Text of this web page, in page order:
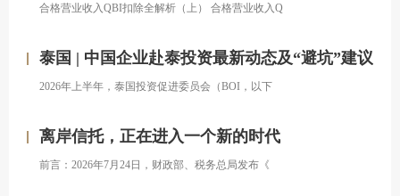
合格营业收入QBI扣除全解析（上） 合格营业收入Q
泰国 | 中国企业赴泰投资最新动态及“避坑”建议
2026年上半年，泰国投资促进委员会（BOI，以下
离岸信托，正在进入一个新的时代
前言：2026年7月24日，财政部、税务总局发布《